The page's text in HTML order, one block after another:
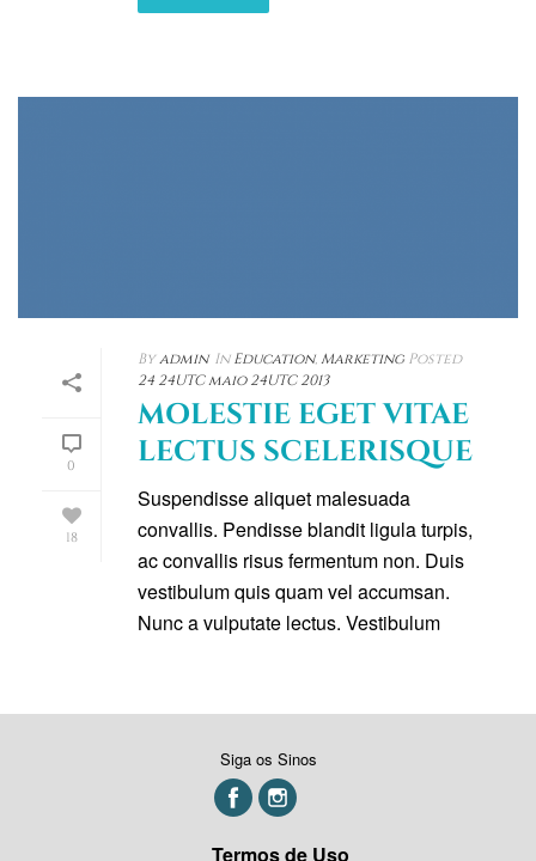
0
18
Byadmin InEducation,Marketing Posted
24 24UTC maio 24UTC 2013
MOLESTIE EGET VITAE
LECTUS SCELERISQUE
Suspendisse aliquet malesuada
convallis. Pendisse blandit ligula turpis,
ac convallis risus fermentum non. Duis
vestibulum quis quam vel accumsan.
Nunc a vulputate lectus. Vestibulum
Siga os Sinos
Termos de Uso